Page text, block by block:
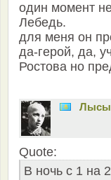
один момент
Лебедь.
для меня он
да-герой, да,
Ростова но
Quote:
В ночь с 1 на